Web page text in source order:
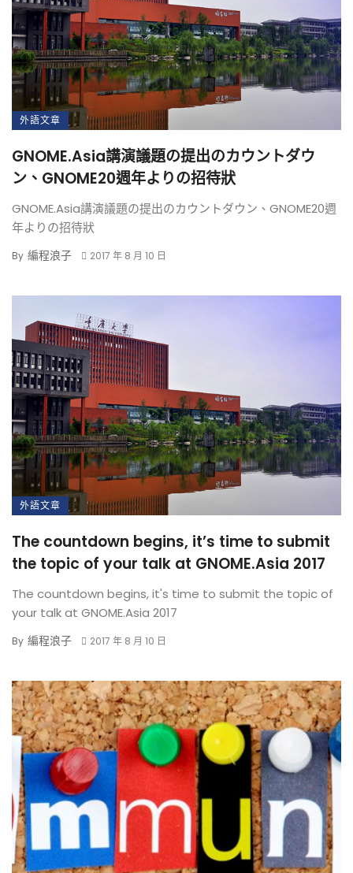
外語文章
GNOME.Asia講演議題の提出のカウントダウ
ン、GNOME20週年よりの招待狀
GNOME.Asia講演議題の提出のカウントダウン、GNOME20週
年よりの招待狀
By 編程浪子 2017 年 8 月 10 日
外語文章
The countdown begins, it’s time to submit
the topic of your talk at GNOME.Asia 2017
The countdown begins, it's time to submit the topic of
your talk at GNOME.Asia 2017
By 編程浪子 2017 年 8 月 10 日